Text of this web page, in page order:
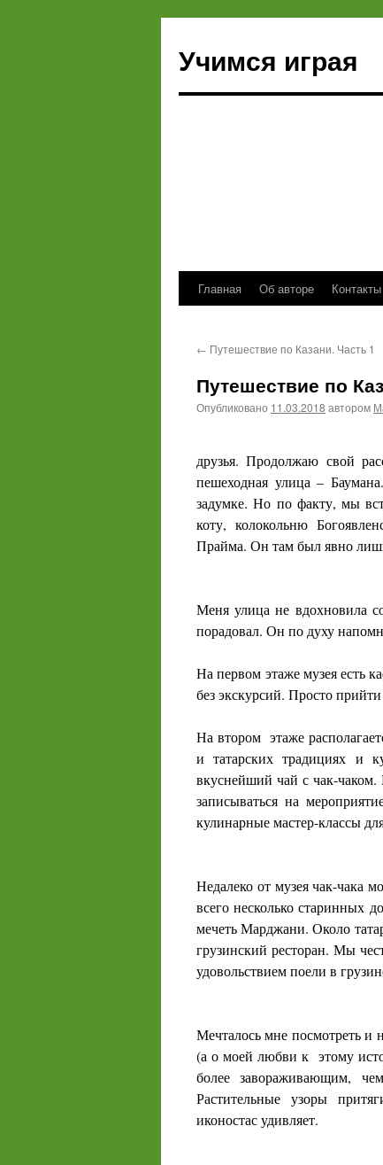
Учимся играя
Перейти
содержимому
Главная Об авторе Контакты
← Путешествие по Казани. Часть 1
Путешествие по
Опубликовано 11.03.2018 автором
друзья. Продолжаю свой
пешеходная улица –
задумке. Но по факту, мы
коту, колокольню
Прайма. Он там был явно
Меня улица не вдохновила
порадовал. Он по духу
На первом этаже музея есть
без экскурсий. Просто
На втором этаже
и татарских традициях и
вкуснейший чай с чак-чаком.
записываться на
кулинарные мастер-классы
Недалеко от музея чак-чака
всего несколько старинных
мечеть Марджани. Около
грузинский ресторан. Мы
удовольствием поели в
Мечталось мне посмотреть и
(а о моей любви к этому
более завораживающим,
Растительные узоры
иконостас удивляет.